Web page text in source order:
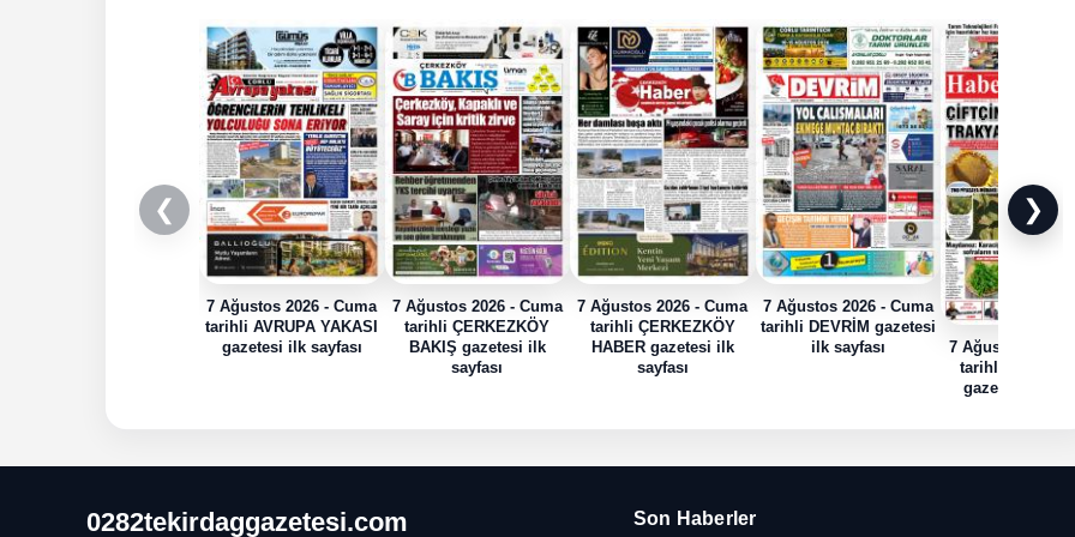
❮
7 Ağustos 2026 - Cuma
tarihli AVRUPA YAKASI
gazetesi ilk sayfası
7 Ağustos 2026 - Cuma
tarihli ÇERKEZKÖY
BAKIŞ gazetesi ilk
sayfası
7 Ağustos 2026 - Cuma
tarihli ÇERKEZKÖY
HABER gazetesi ilk
sayfası
7 Ağustos 2026 - Cuma
tarihli DEVRİM gazetesi
ilk sayfası
7 Ağustos 2026 -
tarihli HABER
gazetesi ilk
❯
0282tekirdaggazetesi.com Son Haberler